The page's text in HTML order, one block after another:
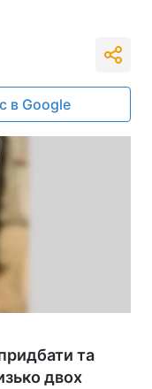
в Google
та
двох